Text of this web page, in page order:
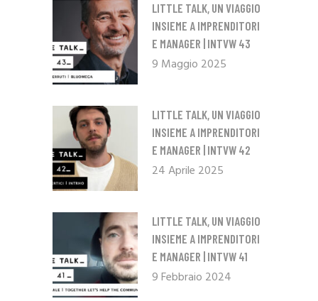
LITTLE TALK, UN VIAGGIO
INSIEME A IMPRENDITORI
E MANAGER | INTVW 43
9 Maggio 2025
LITTLE TALK, UN VIAGGIO
INSIEME A IMPRENDITORI
E MANAGER | INTVW 42
24 Aprile 2025
LITTLE TALK, UN VIAGGIO
INSIEME A IMPRENDITORI
E MANAGER | INTVW 41
9 Febbraio 2024